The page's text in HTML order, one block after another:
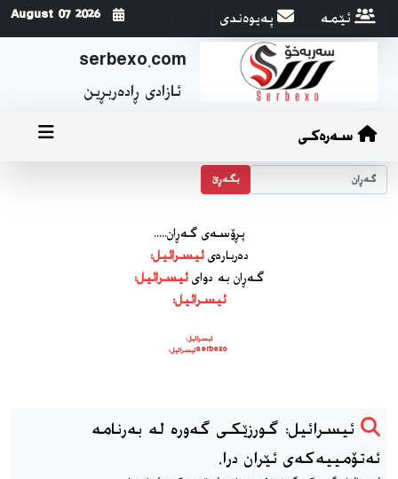
serbexo.com
ئازادی ڕاده‌ربڕین
ئێمه په‌یوه‌ندی 2026 August 07
سەرەکی
بگه‌ڕێ
پڕۆسه‌ی گه‌ڕان.....
ده‌رباره‌ی‎ئیسرائیل:
گه‌ڕان به دوای
serbexo ‎ئیسرائیل:
‎ئیسرائیل: گورزێکی گەورە لە بەرنامە
ئەتۆمییەکەی ئێران درا،